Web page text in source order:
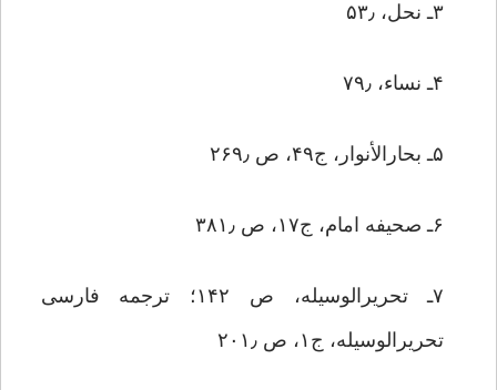
۳ـ نحل، ۵۳٫
۴ـ نساء، ۷۹٫
۵ـ بحارالأنوار، ج‏۴۹، ص ۲۶۹٫
۶ـ صحیفه امام، ج‏۱۷، ص ۳۸۱٫
۷ـ تحریرالوسیله، ص ۱۴۲؛ ترجمه فارسى
تحریرالوسیله، ج‏۱، ص ۲۰۱٫